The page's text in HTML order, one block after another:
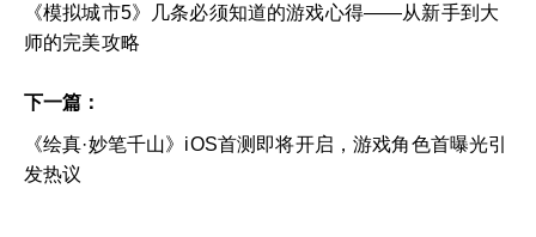
《模拟城市5》几条必须知道的游戏心得——从新手到大
师的完美攻略
下一篇：
《绘真·妙笔千山》iOS首测即将开启，游戏角色首曝光引
发热议